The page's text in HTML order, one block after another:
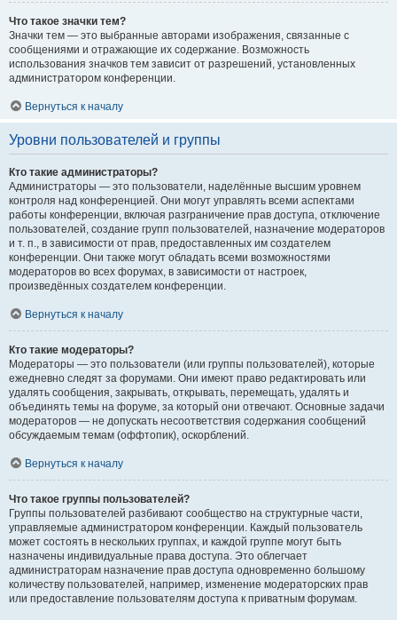
Что такое значки тем?
Значки тем — это выбранные авторами изображения, связанные с
сообщениями и отражающие их содержание. Возможность
использования значков тем зависит от разрешений, установленных
администратором конференции.
Вернуться к началу
Уровни пользователей и группы
Кто такие администраторы?
Администраторы — это пользователи, наделённые высшим уровнем
контроля над конференцией. Они могут управлять всеми аспектами
работы конференции, включая разграничение прав доступа, отключение
пользователей, создание групп пользователей, назначение модераторов
и т. п., в зависимости от прав, предоставленных им создателем
конференции. Они также могут обладать всеми возможностями
модераторов во всех форумах, в зависимости от настроек,
произведённых создателем конференции.
Вернуться к началу
Кто такие модераторы?
Модераторы — это пользователи (или группы пользователей), которые
ежедневно следят за форумами. Они имеют право редактировать или
удалять сообщения, закрывать, открывать, перемещать, удалять и
объединять темы на форуме, за который они отвечают. Основные задачи
модераторов — не допускать несоответствия содержания сообщений
обсуждаемым темам (оффтопик), оскорблений.
Вернуться к началу
Что такое группы пользователей?
Группы пользователей разбивают сообщество на структурные части,
управляемые администратором конференции. Каждый пользователь
может состоять в нескольких группах, и каждой группе могут быть
назначены индивидуальные права доступа. Это облегчает
администраторам назначение прав доступа одновременно большому
количеству пользователей, например, изменение модераторских прав
или предоставление пользователям доступа к приватным форумам.